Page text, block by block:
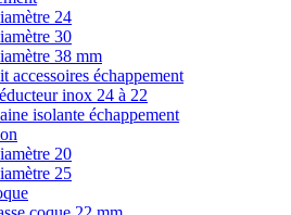
24
30
38 mm
accessoires échappement
inox 24 à 22
isolante échappement
20
25